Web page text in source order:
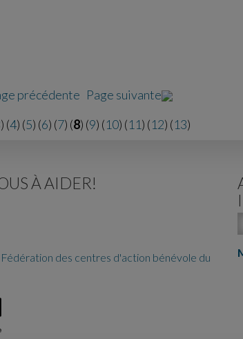
précédente Page suivante
) (4) (5) (6) (7) (8) (9) (10) (11) (12) (13)
À AIDER!
des centres d'action bénévole du